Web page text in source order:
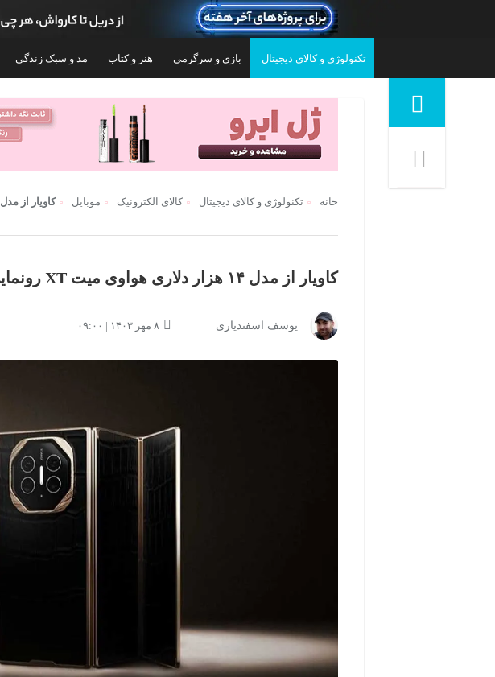
تکنولوژی و کالای دیجیتال بازی و سرگرمی هنر و کتاب مد و سبک زندگی
منوی ناوبری خرده نان
خانه تکنولوژی و کالای دیجیتال کالای الکترونیک موبایل کاویار از مدل ۱۴ هزار دلاری هواوی میت XT رونمایی کرد
کاویار از مدل ۱۴ هزار دلاری هواوی میت XT رونمایی کرد
یوسف اسفندیاری ۸ مهر ۱۴۰۳ | ۰۹:۰۰
۱۱۱,۵۰۰,۰۰۰ تومان ۱۰۴,۹۹۹,۰۰۰ تومان